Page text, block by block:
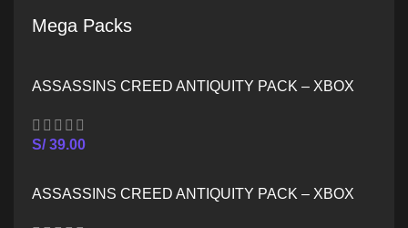
Mega Packs
ASSASSINS CREED ANTIQUITY PACK – XBOX
S/39.00
ASSASSINS CREED ANTIQUITY PACK – XBOX